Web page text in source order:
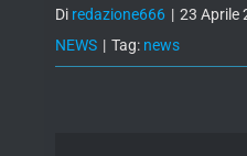
Di redazione666 | 23 Aprile
NEWS | Tag: news